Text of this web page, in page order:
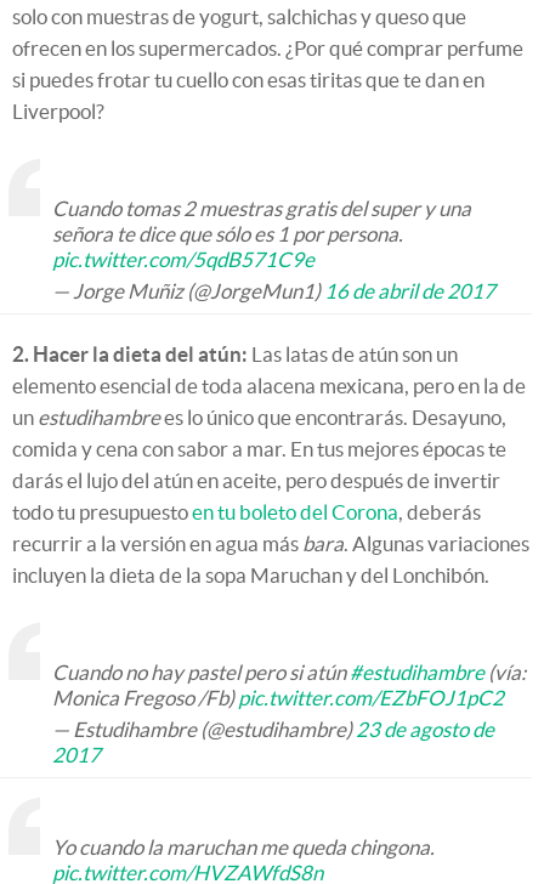
solo con muestras de yogurt, salchichas y queso que
ofrecen en los supermercados. ¿Por qué comprar perfume
si puedes frotar tu cuello con esas tiritas que te dan en
Liverpool?
Cuando tomas 2 muestras gratis del super y una
señora te dice que sólo es 1 por persona.
pic.twitter.com/5qdB571C9e
— Jorge Muñiz (@JorgeMun1) 16 de abril de 2017
2. Hacer la dieta del atún: Las latas de atún son un
elemento esencial de toda alacena mexicana, pero en la de
un estudihambrees lo único que encontrarás. Desayuno,
comida y cena con sabor a mar. En tus mejores épocas te
darás el lujo del atún en aceite, pero después de invertir
todo tu presupuestoen tu boleto del Corona, deberás
recurrir a la versión en agua más bara. Algunas variaciones
incluyen la dieta de la sopa Maruchan y del Lonchibón.
Cuando no hay pastel pero si atún#estudihambre(vía:
Monica Fregoso /Fb)pic.twitter.com/EZbFOJ1pC2
— Estudihambre (@estudihambre)23 de agosto de
2017
Yo cuando la maruchan me queda chingona.
pic.twitter.com/HVZAWfdS8n